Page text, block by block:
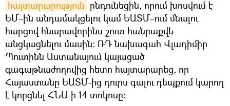
հայտարարություն ընդունեցին, որում խոսվում է
ԵՄ–ին անդամակցելու կամ ԵԱՏՄ–ում մնալու
հարցով հնարավորինս շուտ հանրաքվե
անցկացնելու մասին։ ՌԴ նախագահ Վլադիմիր
Պուտինն Աստանայում կայացած
գագաթնաժողովից հետո հայտարարեց, որ
Հայաստանը ԵԱՏՄ-ից դուրս գալու դեպքում կարող
է կորցնել ՀՆԱ-ի 14 տոկոսը: